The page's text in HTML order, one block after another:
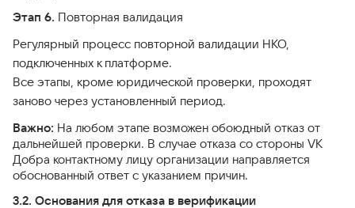
Этап 6. Повторная валидация
Регулярный процесс повторной валидации НКО,
подключенных к платформе.
Все этапы, кроме юридической проверки, проходят
заново через установленный период.
Важно: На любом этапе возможен обоюдный отказ от
дальнейшей проверки. В случае отказа со стороны VK
Добра контактному лицу организации направляется
обоснованный ответ с указанием причин.
3.2. Основания для отказа в верификации